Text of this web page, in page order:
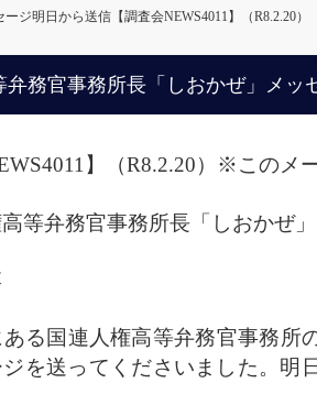
ジ明日から送信【調査会NEWS4011】（R8.2.20）
弁務官事務所長「しおかぜ」メッ
】（R8.2.20）※このメ
等弁務官事務所長「しおかぜ
る国連人権高等弁務官事務所
を送ってくださいました。明